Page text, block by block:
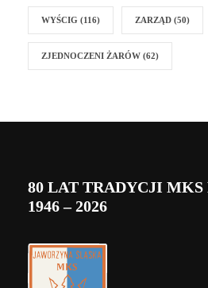
WYŚCIG (116) ZARZĄD (50)
ZJEDNOCZENI ŻARÓW (62)
80 LAT TRADYCJI
1946 – 2026